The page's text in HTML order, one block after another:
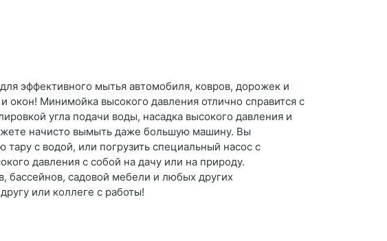
эффективного мытья автомобиля, ковров, дорожек и
окон! Минимойка высокого давления отлично справится с
угла подачи воды, насадка высокого давления и
начисто вымыть даже большую машину. Вы
с водой, или погрузить специальный насос с
давления с собой на дачу или на природу.
бассейнов, садовой мебели и любых других
или коллеге с работы!